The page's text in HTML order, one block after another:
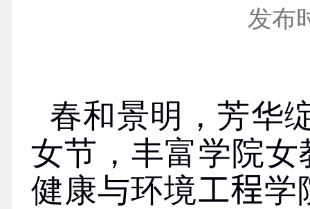
发布
春和景明，芳华
女节，丰富学院
健康与环境工程学